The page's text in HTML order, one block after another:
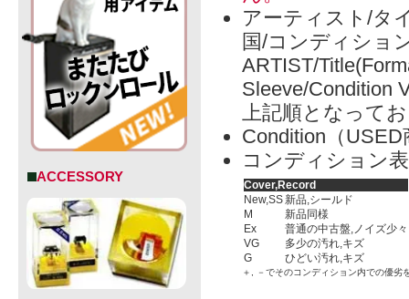
ACCESSORY
アーティスト/タ
国/コンディショ
ARTIST/
Sleeve/Condition
上記順となって
Condition（
コンディション
Cover,Record
New,SS新品,シールド
M
新品同様
Ex
普通の中古盤,ノイズ少々
VG
多少の汚れ,キズ
G
ひどい汚れ,キズ
＋, －でそのコンディション内での優劣